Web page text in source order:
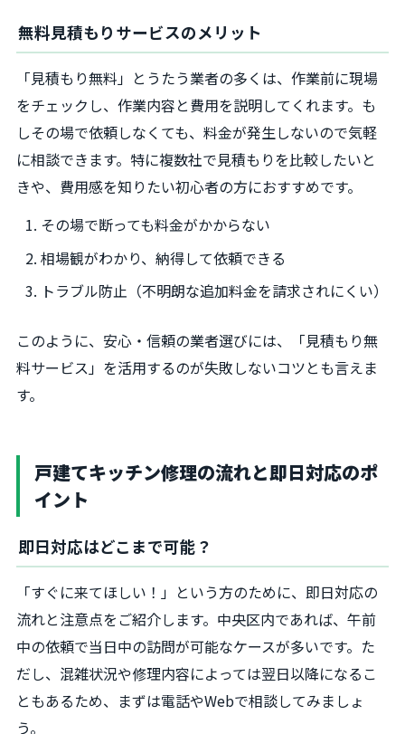
無料見積もりサービスのメリット
「見積もり無料」とうたう業者の多くは、作業前に現場
をチェックし、作業内容と費用を説明してくれます。も
しその場で依頼しなくても、料金が発生しないので気軽
に相談できます。特に複数社で見積もりを比較したいと
きや、費用感を知りたい初心者の方におすすめです。
その場で断っても料金がかからない
相場観がわかり、納得して依頼できる
トラブル防止（不明朗な追加料金を請求されにくい）
このように、安心・信頼の業者選びには、「見積もり無
料サービス」を活用するのが失敗しないコツとも言えま
す。
戸建てキッチン修理の流れと即日対応のポ
イント
即日対応はどこまで可能？
「すぐに来てほしい！」という方のために、即日対応の
流れと注意点をご紹介します。中央区内であれば、午前
中の依頼で当日中の訪問が可能なケースが多いです。た
だし、混雑状況や修理内容によっては翌日以降になるこ
ともあるため、まずは電話やWebで相談してみましょ
う。